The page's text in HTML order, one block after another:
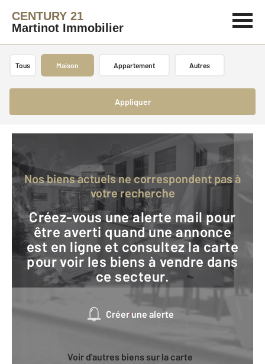
CENTURY 21
Martinot Immobilier
Tous Maison Appartement Autres
Appliquer
Nos biens actuels ne correspondent pas à
votre recherche
Créez-vous une alerte mail pour
être averti quand une annonce
est en ligne et consultez la carte
pour voir les biens à vendre dans
ce secteur.
Créer une alerte
Voir d'autres biens sur la carte